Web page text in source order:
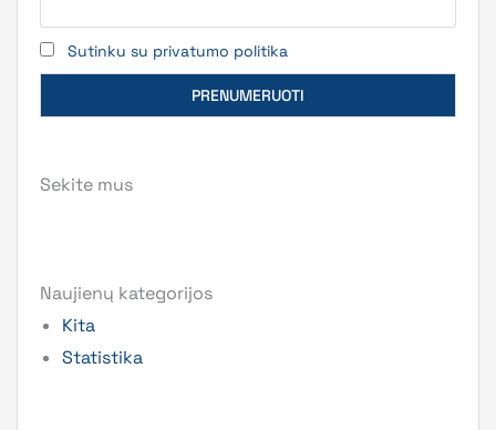
Sutinku su privatumo politika
Sekite mus
Naujienų kategorijos
Kita
Statistika